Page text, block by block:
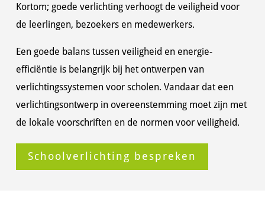
Kortom; goede verlichting verhoogt de veiligheid voor
de leerlingen, bezoekers en medewerkers.
Een goede balans tussen veiligheid en energie-
efficiëntie is belangrijk bij het ontwerpen van
verlichtingssystemen voor scholen. Vandaar dat een
verlichtingsontwerp in overeenstemming moet zijn met
de lokale voorschriften en de normen voor veiligheid.
Schoolverlichting bespreken